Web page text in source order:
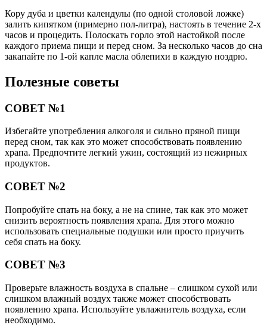
Кору дуба и цветки календулы (по одной столовой ложке)
залить кипятком (примерно пол-литра), настоять в течение 2-х
часов и процедить. Полоскать горло этой настойкой после
каждого приема пищи и перед сном. За несколько часов до сна
закапайте по 1-ой капле масла облепихи в каждую ноздрю.
Полезные советы
СОВЕТ №1
Избегайте употребления алкоголя и сильно пряной пищи
перед сном, так как это может способствовать появлению
храпа. Предпочтите легкий ужин, состоящий из нежирных
продуктов.
СОВЕТ №2
Попробуйте спать на боку, а не на спине, так как это может
снизить вероятность появления храпа. Для этого можно
использовать специальные подушки или просто приучить
себя спать на боку.
СОВЕТ №3
Проверьте влажность воздуха в спальне – слишком сухой или
слишком влажный воздух также может способствовать
появлению храпа. Используйте увлажнитель воздуха, если
необходимо.